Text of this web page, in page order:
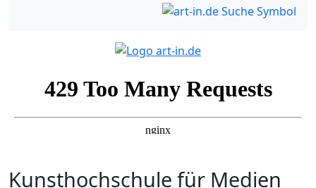
Kunsthochschule für Medien